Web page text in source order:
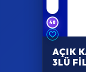
48
AÇIK
3LÜ